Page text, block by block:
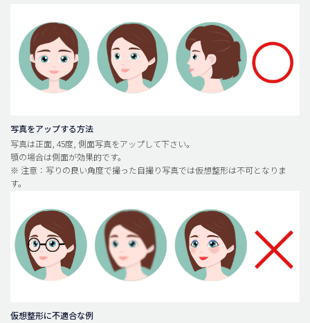
メンズ整形
idリアルストーリー
idニュース
安全整形
料金一覧
ご相談のお問い合わせ
写真をアップする方法
写真は正面, 45度, 側面写真をアップして下さい。
顎の場合は側面が効果的です。
※ 注意：写りの良い角度で撮った自撮り写真では仮想整形は不可となりま
す。
仮想整形に不適合な例